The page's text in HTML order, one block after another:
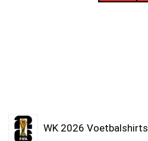
WK 2026 Voetbalshirts